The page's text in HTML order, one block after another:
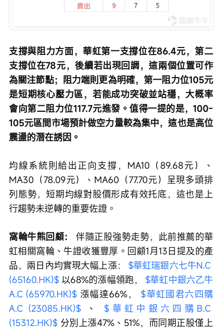
支撐與阻力方面，華虹第一支撐位在86.4元，第二
支撐位在78元，後續若出現回調，這兩個位置可作
為關注節點；阻力端則更為明確，第一阻力位105元
是短期核心壓力區，若能成功突破並站穩，大概率
會向第二阻力位117.7元進發。值得一提的是，100-
105元區間市場預計做空力量較為集中，這也是高位
震盪的潛在誘因。
均線系統則給出正向支撐，MA10（89.68元）、
MA30（78.09元）、MA60（77.70元）呈現多頭排
列態勢，短期均線對股價形成有效托底，這也是上
行趨勢未逆轉的重要佐證。
窩輪牛熊回顧：
伴隨正股強勢走勢，此前推薦的華
虹相關窩輪、牛證收獲豐厚。回顧1月13日提及的產
品，兩日內均實現大幅上漲： $華虹瑞銀六七牛N.C
(65160.HK)$ 以68%的漲幅領跑， $華虹中銀六乙牛
A.C (65970.HK)$ 漲幅達66%， $華虹國君六四購
A.C (23085.HK)$ 、 $華虹中銀六四購B.C
(15312.HK)$ 分別上漲47%、51%，而同期正股僅上